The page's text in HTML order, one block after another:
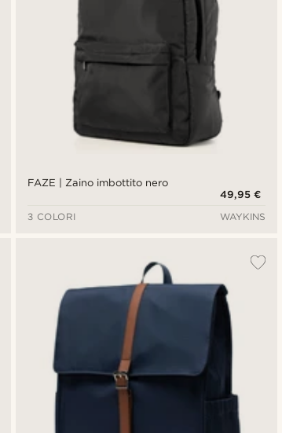
FAZE | Zaino imbottito nero
49,95 €
3 COLORI
WAYKINS